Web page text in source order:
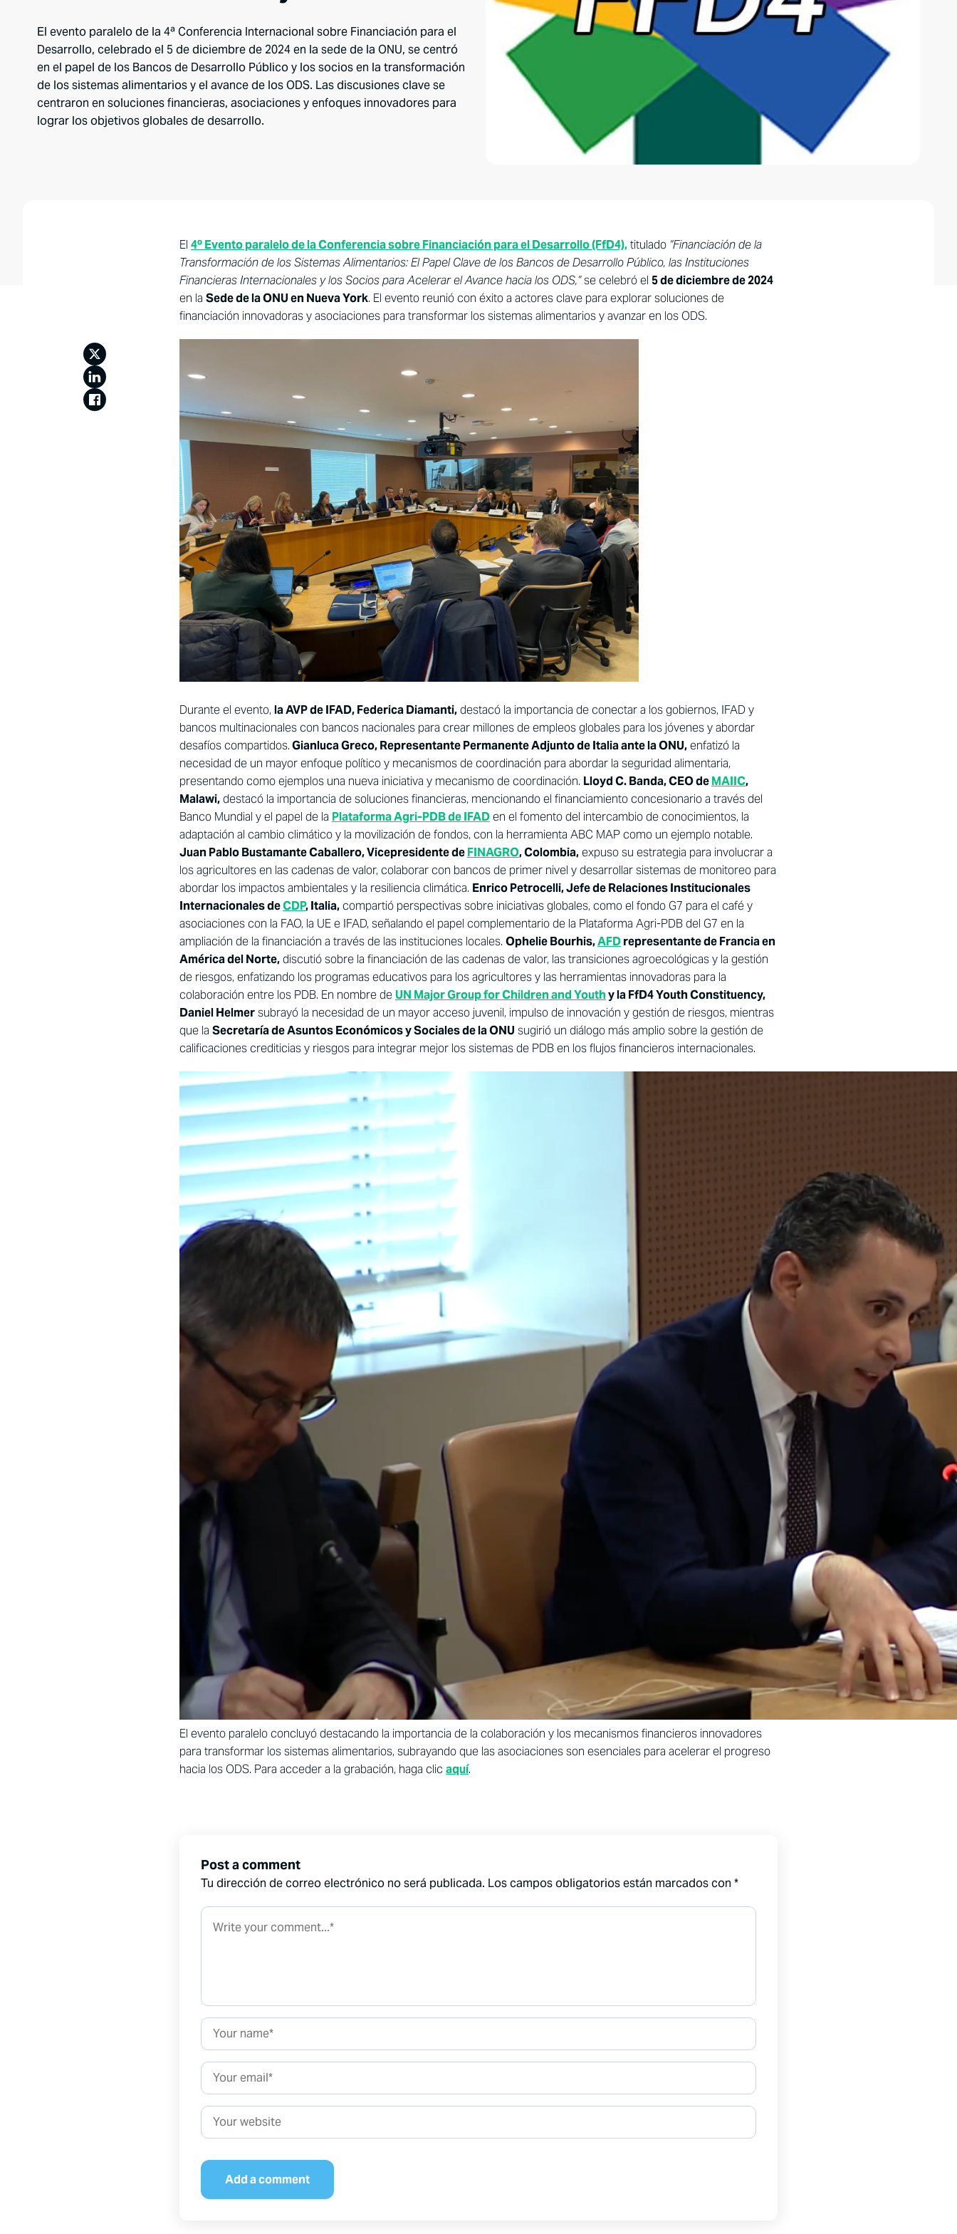
El evento paralelo de la 4ª Conferencia Internacional sobre Financiación para el
Desarrollo, celebrado el 5 de diciembre de 2024 en la sede de la ONU, se centró
en el papel de los Bancos de Desarrollo Público y los socios en la transformación
de los sistemas alimentarios y el avance de los ODS. Las discusiones clave se
centraron en soluciones financieras, asociaciones y enfoques innovadores para
lograr los objetivos globales de desarrollo.
El 4º Evento paralelo de la Conferencia sobre Financiación para el Desarrollo (FfD4),titulado “Financiación de la
Transformación de los Sistemas Alimentarios: El Papel Clave de los Bancos de Desarrollo Público, las Instituciones
Financieras Internacionales y los Socios para Acelerar el Avance hacia los ODS,”se celebró el 5 de diciembre de 2024
en la Sede de la ONU en Nueva York. El evento reunió con éxito a actores clave para explorar soluciones de
financiación innovadoras y asociaciones para transformar los sistemas alimentarios y avanzar en los ODS.
Durante el evento, la AVP de IFAD, Federica Diamanti,destacó la importancia de conectar a los gobiernos, IFAD y
bancos multinacionales con bancos nacionales para crear millones de empleos globales para los jóvenes y abordar
desafíos compartidos.Gianluca Greco, Representante Permanente Adjunto de Italia ante la ONU,enfatizó la
necesidad de un mayor enfoque político y mecanismos de coordinación para abordar la seguridad alimentaria,
presentando como ejemplos una nueva iniciativa y mecanismo de coordinación. Lloyd C. Banda, CEO deMAIIC,
Malawi,destacó la importancia de soluciones financieras, mencionando el financiamiento concesionario a través del
Banco Mundial y el papel de la Plataforma Agri-PDB de IFADen el fomento del intercambio de conocimientos, la
adaptación al cambio climático y la movilización de fondos, con la herramienta ABC MAP como un ejemplo notable.
Juan Pablo Bustamante Caballero, Vicepresidente deFINAGRO, Colombia,expuso su estrategia para involucrar a
los agricultores en las cadenas de valor, colaborar con bancos de primer nivel y desarrollar sistemas de monitoreo para
abordar los impactos ambientales y la resiliencia climática. Enrico Petrocelli, Jefe de Relaciones Institucionales
Internacionales deCDP, Italia,compartió perspectivas sobre iniciativas globales, como el fondo G7 para el café y
asociaciones con la FAO, la UE e IFAD, señalando el papel complementario de la Plataforma Agri-PDB del G7 en la
ampliación de la financiación a través de las instituciones locales. Ophelie Bourhis,AFDrepresentante de Francia en
América del Norte,discutió sobre la financiación de las cadenas de valor, las transiciones agroecológicas y la gestión
de riesgos, enfatizando los programas educativos para los agricultores y las herramientas innovadoras para la
colaboración entre los PDB. En nombre de UN Major Group for Children and Youthy la FfD4 Youth Constituency,
Daniel Helmersubrayó la necesidad de un mayor acceso juvenil, impulso de innovación y gestión de riesgos, mientras
que la Secretaría de Asuntos Económicos y Sociales de la ONU sugirió un diálogo más amplio sobre la gestión de
calificaciones crediticias y riesgos para integrar mejor los sistemas de PDB en los flujos financieros internacionales.
El evento paralelo concluyó destacando la importancia de la colaboración y los mecanismos financieros innovadores
para transformar los sistemas alimentarios, subrayando que las asociaciones son esenciales para acelerar el progreso
hacia los ODS. Para acceder a la grabación, haga clic aquí.
Post a comment
Tu dirección de correo electrónico no será publicada. Los campos obligatorios están marcados con *
Comment*
Name*
Email*
Website